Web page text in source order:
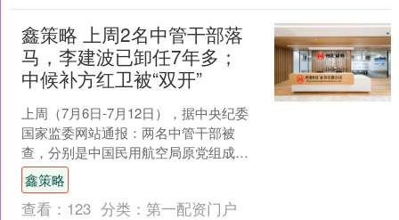
鑫策略 上周2名中管干部落
马，李建波已卸任7年多；
中候补方红卫被“双开”
上周（7月6日-7月12日），据中央纪委
国家监委网站通报：两名中管干部被
查，分别是中国民用航空局原党组成
员、纪检组组长，交通运输部原党组成
员李建波；一“虎”受党....
鑫策略
查看： 123 分类： 第一配资门户